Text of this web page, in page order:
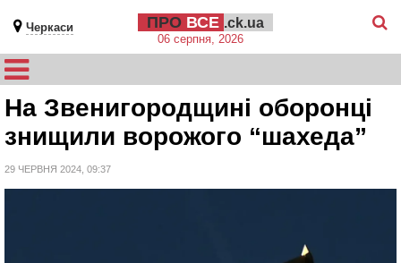
Черкаси ПРО ВСЕ .ck.ua
06 серпня, 2026
На Звенигородщині оборонці
знищили ворожого “шахеда”
29 ЧЕРВНЯ 2024, 09:37